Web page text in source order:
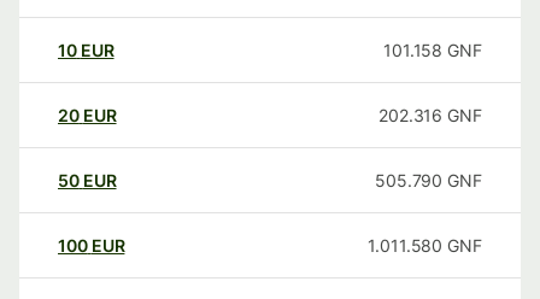
10 EUR 101.158 GNF
20 EUR 202.316 GNF
50 EUR 505.790 GNF
100 EUR 1.011.580 GNF